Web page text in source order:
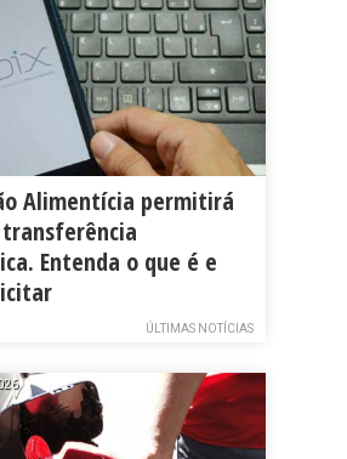
Alimentícia permitirá
Entenda o que é e
ÚLTIMAS NOTÍCIAS